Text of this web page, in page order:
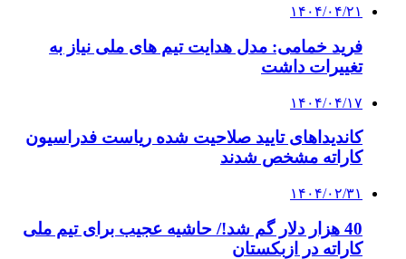
۱۴۰۴/۰۴/۲۱
فرید خمامی: مدل هدایت تیم های ملی نیاز به
تغییرات داشت
۱۴۰۴/۰۴/۱۷
کاندیداهای تایید صلاحیت شده ریاست فدراسیون
کاراته مشخص شدند
۱۴۰۴/۰۲/۳۱
40 هزار دلار گم شد!/ حاشیه عجیب برای تیم ملی
کاراته در ازبکستان